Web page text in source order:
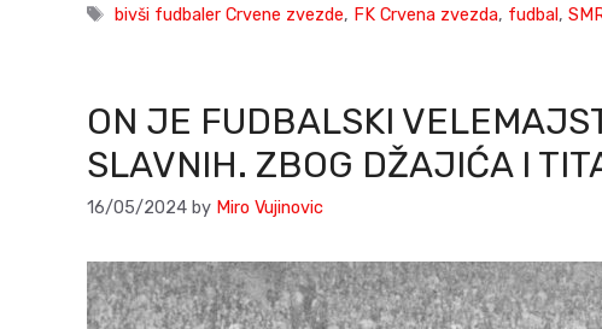
Tags
bivši fudbaler Crvene zvezde, FK Crvena zvezda, fudbal,
ON JE FUDBALSKI
SLAVNIH. ZBOG DŽAJIĆA I
16/05/2024 by Miro Vujinovic